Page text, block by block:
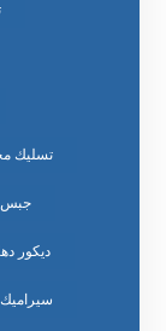
تسليك
جبس
ديكور
سيراميك